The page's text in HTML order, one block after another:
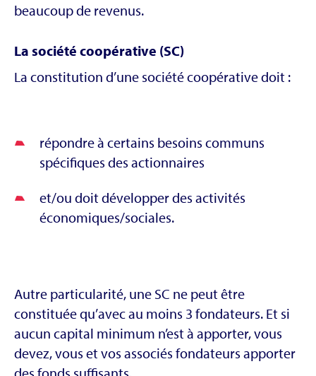
beaucoup de revenus.
La société coopérative (SC)
La constitution d’une société coopérative doit :
répondre à certains besoins communs
spécifiques des actionnaires
et/ou doit développer des activités
économiques/sociales.
Autre particularité, une SC ne peut être
constituée qu’avec au moins 3 fondateurs. Et si
aucun capital minimum n’est à apporter, vous
devez, vous et vos associés fondateurs apporter